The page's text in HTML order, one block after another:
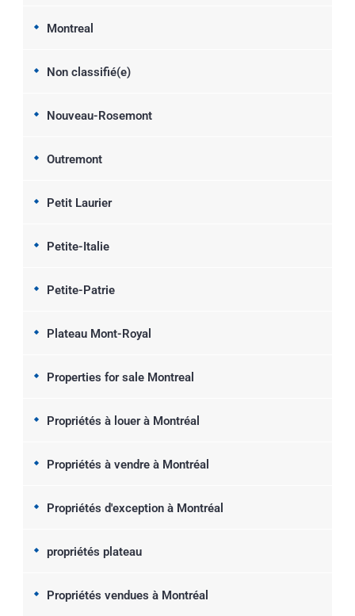
Montreal
Non classifié(e)
Nouveau-Rosemont
Outremont
Petit Laurier
Petite-Italie
Petite-Patrie
Plateau Mont-Royal
Properties for sale Montreal
Propriétés à louer à Montréal
Propriétés à vendre à Montréal
Propriétés d'exception à Montréal
propriétés plateau
Propriétés vendues à Montréal